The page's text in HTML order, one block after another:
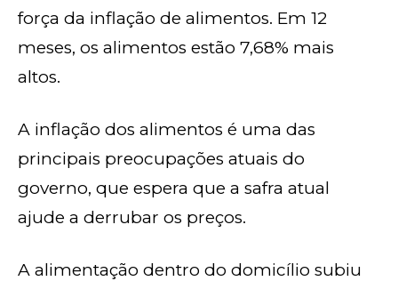
força da inflação de alimentos. Em 12
meses, os alimentos estão 7,68% mais
altos.
A inflação dos alimentos é uma das
principais preocupações atuais do
governo, que espera que a safra atual
ajude a derrubar os preços.
A alimentação dentro do domicílio subiu